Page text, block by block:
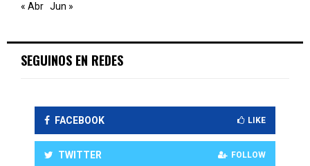
« Abr Jun »
SEGUINOS EN REDES
FACEBOOK LIKE
TWITTER FOLLOW